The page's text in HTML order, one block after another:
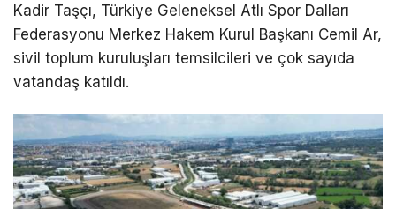
Kadir Taşçı, Türkiye Geleneksel Atlı Spor Dalları
Federasyonu Merkez Hakem Kurul Başkanı Cemil Ar,
sivil toplum kuruluşları temsilcileri ve çok sayıda
vatandaş katıldı.